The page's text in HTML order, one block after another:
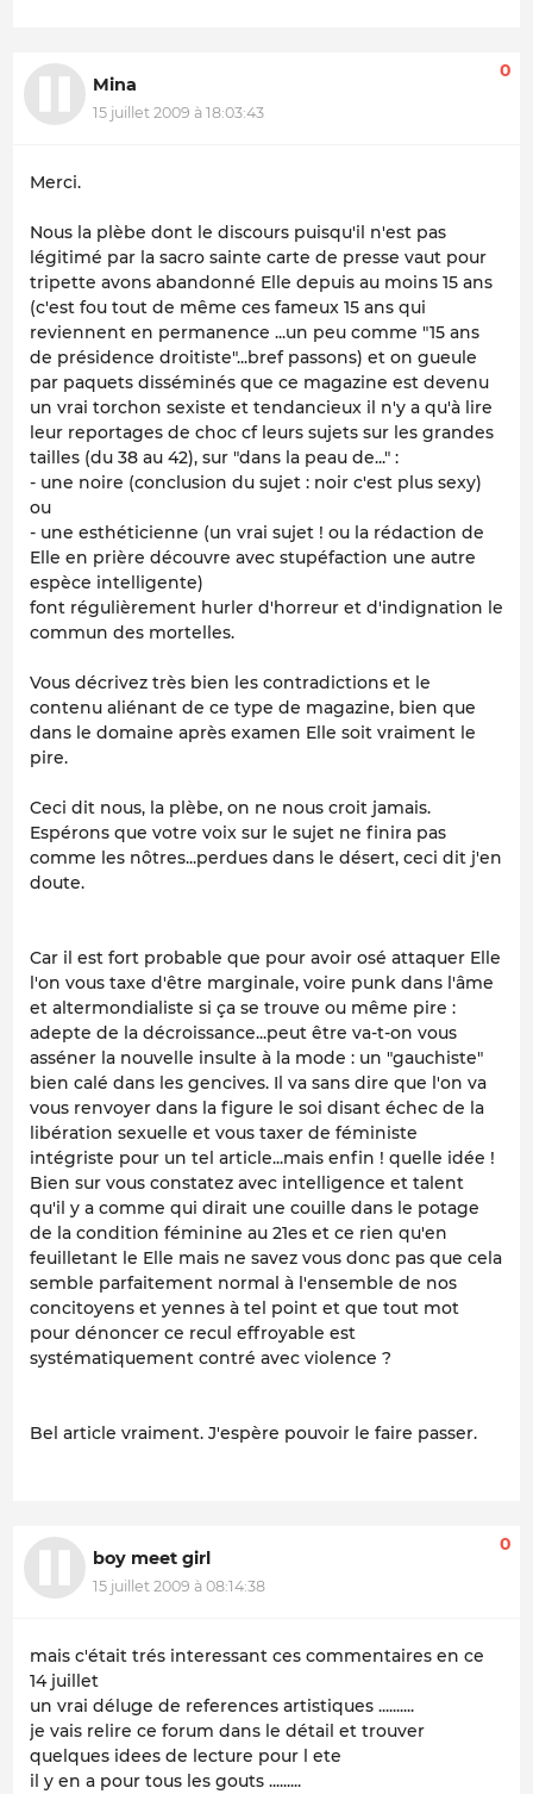
Mina
15 juillet 2009 à 18:03:43
0
Merci.
Nous la plèbe dont le discours puisqu'il n'est pas
légitimé par la sacro sainte carte de presse vaut pour
tripette avons abandonné Elle depuis au moins 15 ans
(c'est fou tout de même ces fameux 15 ans qui
reviennent en permanence ...un peu comme "15 ans
de présidence droitiste"...bref passons) et on gueule
par paquets disséminés que ce magazine est devenu
un vrai torchon sexiste et tendancieux il n'y a qu'à lire
leur reportages de choc cf leurs sujets sur les grandes
tailles (du 38 au 42), sur "dans la peau de..." :
- une noire (conclusion du sujet : noir c'est plus sexy)
ou
- une esthéticienne (un vrai sujet ! ou la rédaction de
Elle en prière découvre avec stupéfaction une autre
espèce intelligente)
font régulièrement hurler d'horreur et d'indignation le
commun des mortelles.
Vous décrivez très bien les contradictions et le
contenu aliénant de ce type de magazine, bien que
dans le domaine après examen Elle soit vraiment le
pire.
Ceci dit nous, la plèbe, on ne nous croit jamais.
Espérons que votre voix sur le sujet ne finira pas
comme les nôtres...perdues dans le désert, ceci dit j'en
doute.
Car il est fort probable que pour avoir osé attaquer Elle
l'on vous taxe d'être marginale, voire punk dans l'âme
et altermondialiste si ça se trouve ou même pire :
adepte de la décroissance...peut être va-t-on vous
asséner la nouvelle insulte à la mode : un "gauchiste"
bien calé dans les gencives. Il va sans dire que l'on va
vous renvoyer dans la figure le soi disant échec de la
libération sexuelle et vous taxer de féministe
intégriste pour un tel article...mais enfin ! quelle idée !
Bien sur vous constatez avec intelligence et talent
qu'il y a comme qui dirait une couille dans le potage
de la condition féminine au 21es et ce rien qu'en
feuilletant le Elle mais ne savez vous donc pas que cela
semble parfaitement normal à l'ensemble de nos
concitoyens et yennes à tel point et que tout mot
pour dénoncer ce recul effroyable est
systématiquement contré avec violence ?
Bel article vraiment. J'espère pouvoir le faire passer.
boy meet girl
15 juillet 2009 à 08:14:38
0
mais c'était trés interessant ces commentaires en ce
14 juillet
un vrai déluge de references artistiques ..........
je vais relire ce forum dans le détail et trouver
quelques idees de lecture pour l ete
il y en a pour tous les gouts .........